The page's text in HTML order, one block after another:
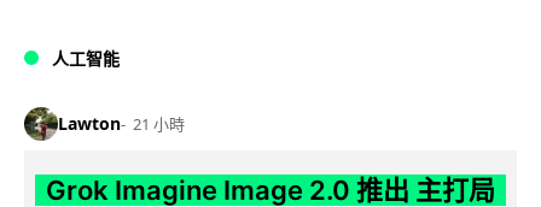
人工智能
Lawton 21 小時
Grok Imagine Image 2.0 推出 主打局